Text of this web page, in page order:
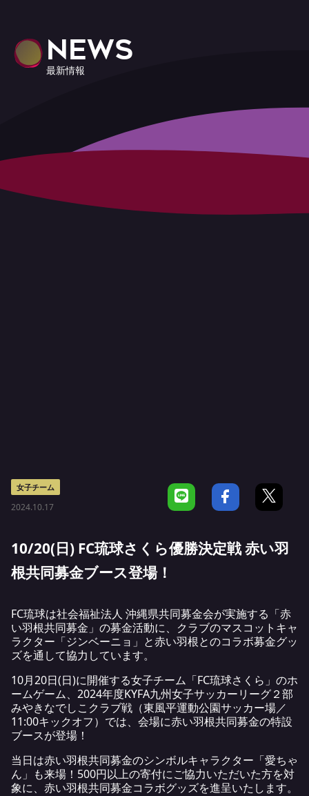
NEWS
最新情報
女子チーム
2024.10.17
10/20(日) FC琉球さくら優勝決定戦 赤い羽
根共同募金ブース登場！
FC琉球は社会福祉法人 沖縄県共同募金会が実施する「赤
い羽根共同募金」の募金活動に、クラブのマスコットキャ
ラクター「ジンベーニョ」と赤い羽根とのコラボ募金グッ
ズを通して協力しています。
10月20日(日)に開催する女子チーム「FC琉球さくら」のホ
ームゲーム、2024年度KYFA九州女子サッカーリーグ２部
みやきなでしこクラブ戦（東風平運動公園サッカー場／
11:00キックオフ）では、会場に赤い羽根共同募金の特設
ブースが登場！
当日は赤い羽根共同募金のシンボルキャラクター「愛ちゃ
ん」も来場！500円以上の寄付にご協力いただいた方を対
象に、赤い羽根共同募金コラボグッズを進呈いたします。